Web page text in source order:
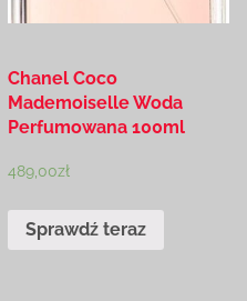
Chanel Coco
Mademoiselle Woda
Perfumowana 100ml
489,00zł
Sprawdź teraz